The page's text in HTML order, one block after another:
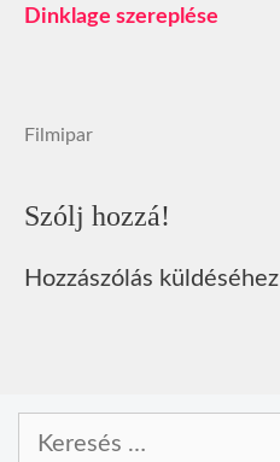
Dinklage szereplése
Filmipar
Szólj hozzá!
Hozzászólás küldéséhez